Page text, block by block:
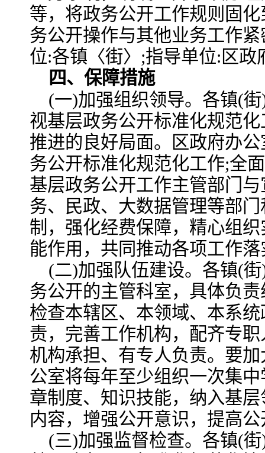
等，将政务公开工作规则固
务公开操作与其他业务工作
位:各镇〈街〉;指导单位:区政
四、保障措施
(一)加强组织领导。各镇(
视基层政务公开标准化规范
推进的良好局面。区政府办
务公开标准化规范化工作;全
基层政务公开工作主管部门
务、民政、大数据管理等部
制，强化经费保障，精心组
能作用，共同推动各项工作落
(二)加强队伍建设。各镇(
务公开的主管科室，具体负
检查本辖区、本领域、本系
责，完善工作机构，配齐专
机构承担、有专人负责。要
公室将每年至少组织一次集
章制度、知识技能，纳入基
内容，增强公开意识，提高
(三)加强监督检查。各镇(